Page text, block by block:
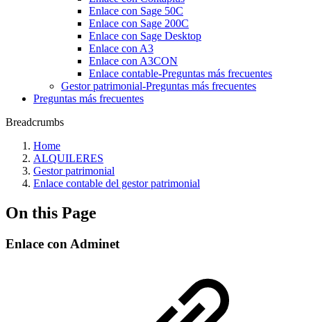
Enlace con Sage 50C
Enlace con Sage 200C
Enlace con Sage Desktop
Enlace con A3
Enlace con A3CON
Enlace contable-Preguntas más frecuentes‎
Gestor patrimonial-Preguntas más frecuentes
Preguntas más frecuentes
Breadcrumbs
Home
ALQUILERES
Gestor patrimonial
Enlace contable del gestor patrimonial
On this Page
Enlace con Adminet